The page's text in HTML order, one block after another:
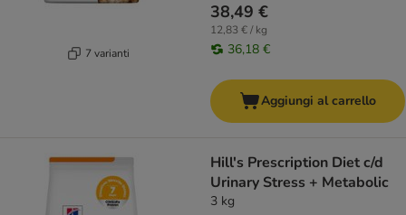
7 varianti
38,49 €
12,83 € / kg
36,18 €
Aggiungi al carrello
Hill's Prescription Diet c/d
Urinary Stress + Metabolic
3 kg